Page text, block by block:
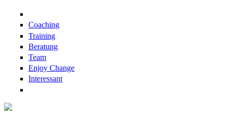
Direkt zum Inhalt
Coaching
Training
Beratung
Team
Enjoy Change
Interessant